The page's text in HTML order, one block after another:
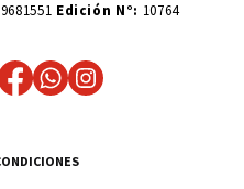
Edición N°: 10764